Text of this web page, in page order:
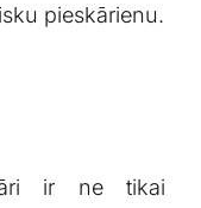
pieskārienu.
‍ir ne ⁤tikai